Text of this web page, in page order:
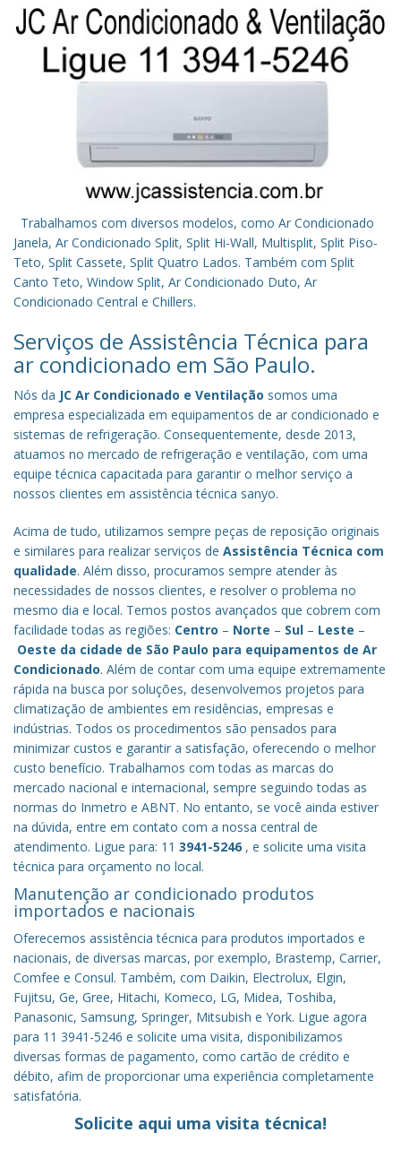
Trabalhamos com diversos modelos, como Ar Condicionado
Janela, Ar Condicionado Split, Split Hi-Wall, Multisplit, Split Piso-
Teto, Split Cassete, Split Quatro Lados. Também com Split
Canto Teto, Window Split, Ar Condicionado Duto, Ar
Condicionado Central e Chillers.
Serviços de Assistência Técnica para
ar condicionado em São Paulo.
Nós da JC Ar Condicionado e Ventilação somos uma
empresa especializada em equipamentos de ar condicionado e
sistemas de refrigeração. Consequentemente, desde 2013,
atuamos no mercado de refrigeração e ventilação, com uma
equipe técnica capacitada para garantir o melhor serviço a
nossos clientes em assistência técnica sanyo.
Acima de tudo, utilizamos sempre peças de reposição originais
e similares para realizar serviços de Assistência Técnica com
qualidade. Além disso, procuramos sempre atender às
necessidades de nossos clientes, e resolver o problema no
mesmo dia e local. Temos postos avançados que cobrem com
facilidade todas as regiões: Centro – Norte – Sul – Leste –
Oeste da cidade de São Paulo para equipamentos de Ar
Condicionado. Além de contar com uma equipe extremamente
rápida na busca por soluções, desenvolvemos projetos para
climatização de ambientes em residências, empresas e
indústrias. Todos os procedimentos são pensados para
minimizar custos e garantir a satisfação, oferecendo o melhor
custo benefício. Trabalhamos com todas as marcas do
mercado nacional e internacional, sempre seguindo todas as
normas do Inmetro e ABNT. No entanto, se você ainda estiver
na dúvida, entre em contato com a nossa central de
atendimento. Ligue para: 11 3941-5246 , e solicite uma visita
técnica para orçamento no local.
Manutenção ar condicionado produtos
importados e nacionais
Oferecemos assistência técnica para produtos importados e
nacionais, de diversas marcas, por exemplo, Brastemp, Carrier,
Comfee e Consul. Também, com Daikin, Electrolux, Elgin,
Fujitsu, Ge, Gree, Hitachi, Komeco, LG, Midea, Toshiba,
Panasonic, Samsung, Springer, Mitsubish e York. Ligue agora
para 11 3941-5246 e solicite uma visita, disponibilizamos
diversas formas de pagamento, como cartão de crédito e
débito, afim de proporcionar uma experiência completamente
satisfatória.
Solicite aqui uma visita técnica!